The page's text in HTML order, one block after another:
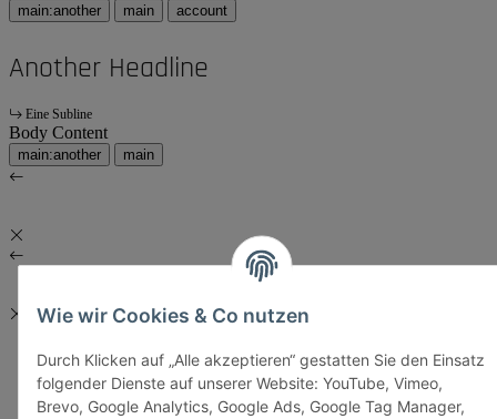
Wie wir Cookies & Co nutzen
Durch Klicken auf „Alle akzeptieren“ gestatten Sie den Einsatz
folgender Dienste auf unserer Website: YouTube, Vimeo,
Brevo, Google Analytics, Google Ads, Google Tag Manager,
main:another main account
Another Headline
Eine Subline
Body Content
main:another main